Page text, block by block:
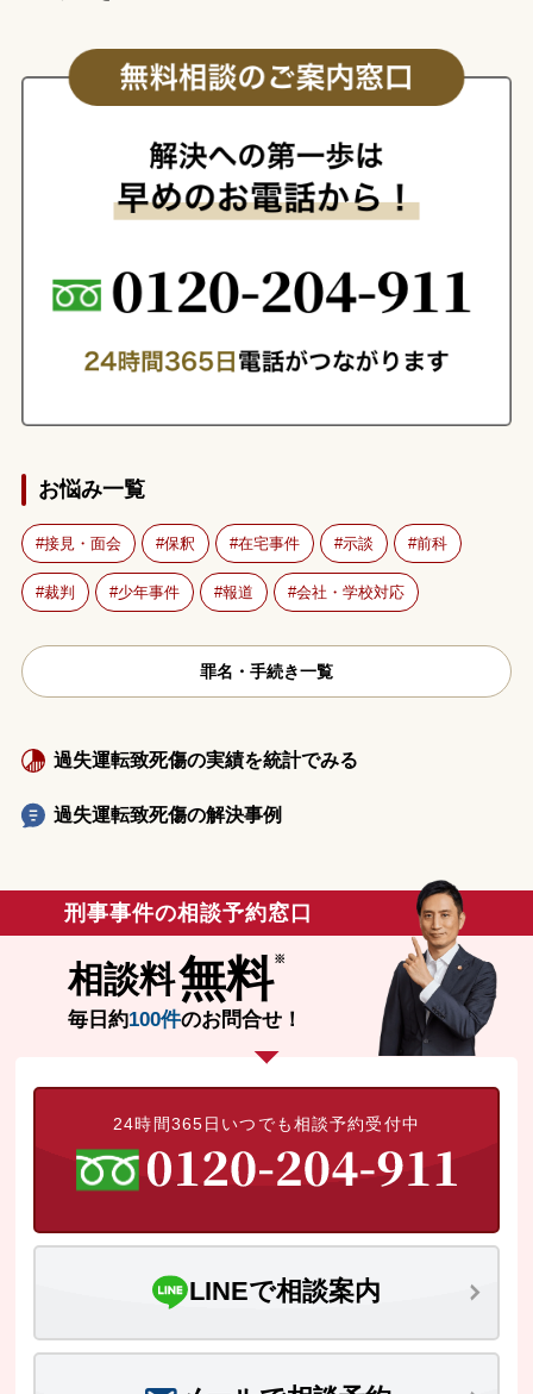
お悩み一覧
接見・面会 保釈 在宅事件 示談 前科
裁判 少年事件 報道 会社・学校対応
罪名・手続き一覧
過失運転致死傷の実績を統計でみる
過失運転致死傷の解決事例
刑事事件の相談予約窓口
相談料無料
毎日約100件のお問合せ！
24時間365日いつでも相談予約受付中
LINEで相談案内